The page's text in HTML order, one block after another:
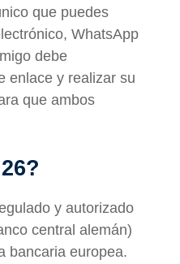
que puedes
WhatsApp
debe
enlace y realizar su
que ambos
y autorizado
central alemán)
bancaria europea.